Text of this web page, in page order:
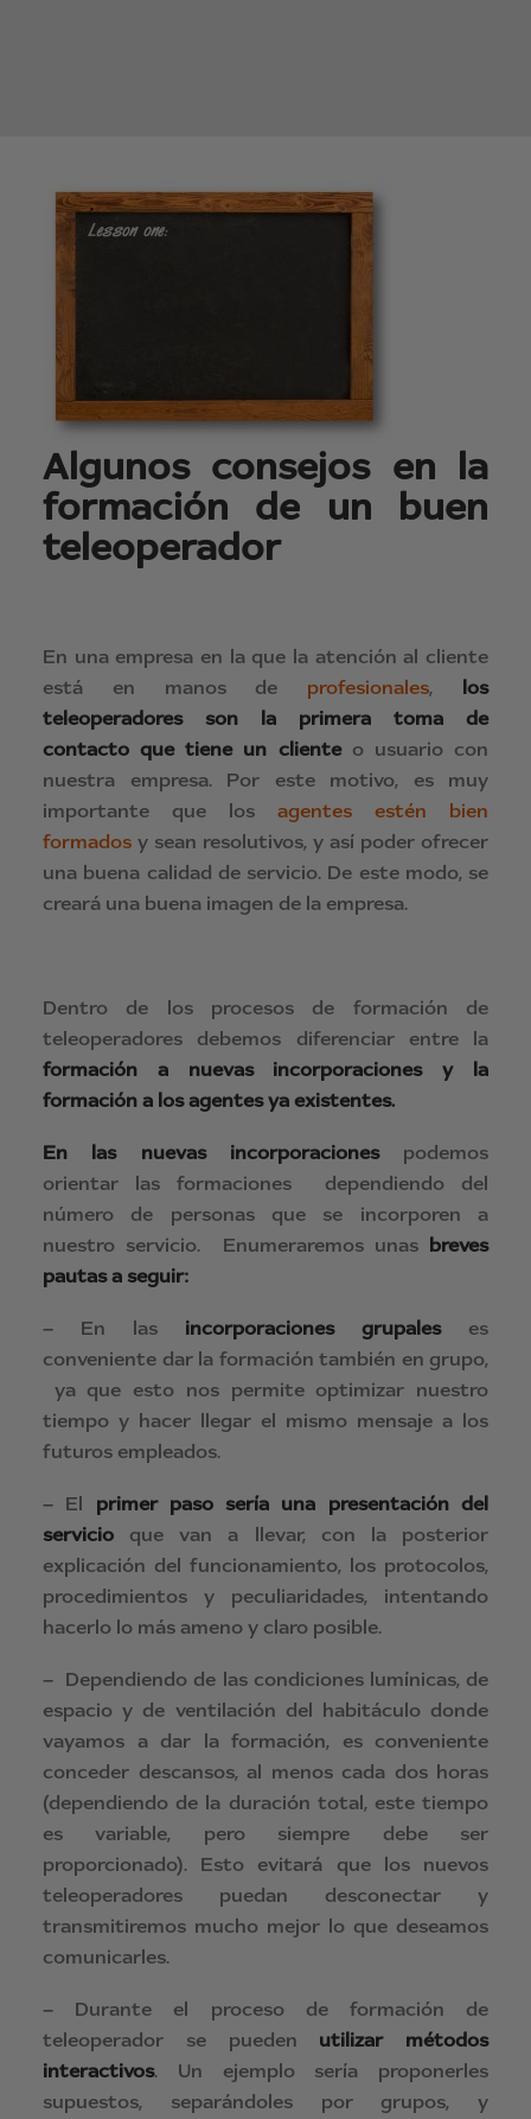
Algunos consejos en la
formación de un buen
teleoperador
En una empresa en la que la atención al cliente
está en manos de profesionales, los
teleoperadores son la primera toma de
contacto que tiene un clienteo usuario con
nuestra empresa. Por este motivo, es muy
importante que los agentes estén bien
formados y sean resolutivos, y así poder ofrecer
una buena calidad de servicio. De este modo, se
creará una buena imagen de la empresa.
Dentro de los procesos de formación de
teleoperadores debemos diferenciar entre la
formación a nuevas incorporaciones y la
formación a los agentes ya existentes.
En las nuevas incorporacionespodemos
orientar las formaciones dependiendo del
número de personas que se incorporen a
nuestro servicio. Enumeraremos unas breves
pautas a seguir:
– En las incorporaciones grupaleses
conveniente dar la formación también en grupo,
ya que esto nos permite optimizar nuestro
tiempo y hacer llegar el mismo mensaje a los
futuros empleados.
– El primer paso sería una presentación del
servicio que van a llevar, con la posterior
explicación del funcionamiento, los protocolos,
procedimientos y peculiaridades, intentando
hacerlo lo más ameno y claro posible.
– Dependiendo de las condiciones lumínicas, de
espacio y de ventilación del habitáculo donde
vayamos a dar la formación, es conveniente
conceder descansos, al menos cada dos horas
(dependiendo de la duración total, este tiempo
es variable, pero siempre debe ser
proporcionado). Esto evitará que los nuevos
teleoperadores puedan desconectar y
transmitiremos mucho mejor lo que deseamos
comunicarles.
– Durante el proceso de formación de
teleoperador se pueden utilizar métodos
interactivos. Un ejemplo sería proponerles
supuestos, separándoles por grupos, y